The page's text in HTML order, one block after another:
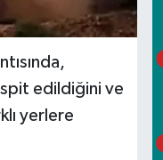
edildiğini ve
yerlere